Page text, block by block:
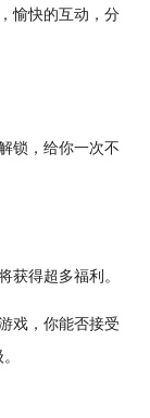
愉快的互动 ，分
锁 ，给你一次不
获得超多福利。
戏，你能否接受